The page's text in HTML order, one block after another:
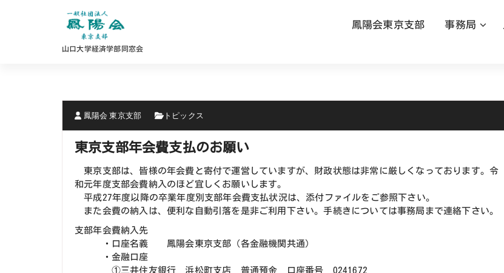
山口大学経済学部同窓会
鳳陽会東京支部 事務局
鳳陽会 東京支部 トピックス
東京支部年会費支払のお願い
東京支部は、皆様の年会費と寄付で運営していますが、財政状態は非常に厳しくなっております。令
和元年度支部会費納入のほど宜しくお願いします。
平成27年度以降の卒業年度別支部年会費支払状況は、添付ファイルをご参照下さい。
また会費の納入は、便利な自動引落を是非ご利用下さい。手続きについては事務局まで連絡下さい。
支部年会費納入先
・口座名義 鳳陽会東京支部（各金融機関共通）
・金融口座
①三井住友銀行 浜松町支店 普通預金 口座番号 0241672